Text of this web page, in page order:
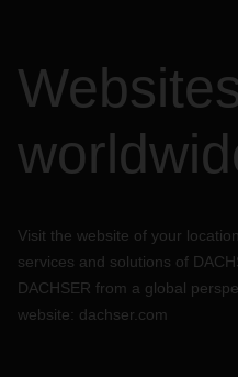
Visit the website of your
services and solutions of
DACHSER from a global
website: dachser.com